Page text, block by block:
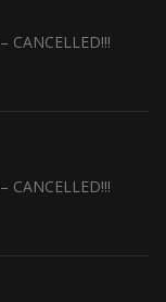
CANCELLED!!!
CANCELLED!!!